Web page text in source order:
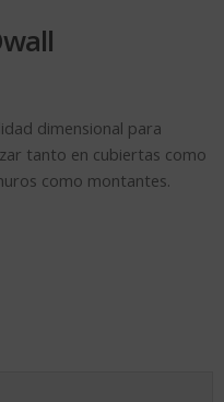
dimensional para
tanto en cubiertas como
como montantes.